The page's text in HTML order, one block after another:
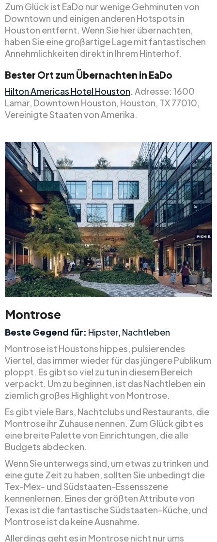
Zum Glück ist EaDo nur wenige Gehminuten von
Downtown und einigen anderen Hotspots in
Houston entfernt. Wenn Sie hier übernachten,
haben Sie eine großartige Lage mit fantastischen
Annehmlichkeiten direkt in Ihrem Hinterhof.
Bester Ort zum Übernachten in EaDo
Hilton Americas Hotel Houston. Adresse: 1600
Lamar, Downtown Houston, Houston, TX 77010,
Vereinigte Staaten von Amerika.
Montrose
Beste Gegend für: Hipster, Nachtleben
Montrose ist Houstons hippes, pulsierendes
Viertel, das immer wieder für das jüngere Publikum
ploppt. Es gibt so viel zu tun in diesem Bereich
verpackt. Um zu beginnen, ist das Nachtleben ein
ziemlich großes Highlight von Montrose.
Es gibt viele Bars, Nachtclubs und Restaurants, die
Montrose ihr Zuhause nennen. Zum Glück gibt es
eine breite Palette von Einrichtungen, die alle
Budgets abdecken.
Wenn Sie unterwegs sind, um etwas zu trinken und
eine gute Zeit zu haben, sollten Sie unbedingt die
Tex-Mex- und Südstaaten-Essensszene
kennenlernen. Eines der größten Attribute von
Texas ist die fantastische Südstaaten-Küche, und
Montrose ist da keine Ausnahme.
Allerdings geht es in Montrose nicht nur ums